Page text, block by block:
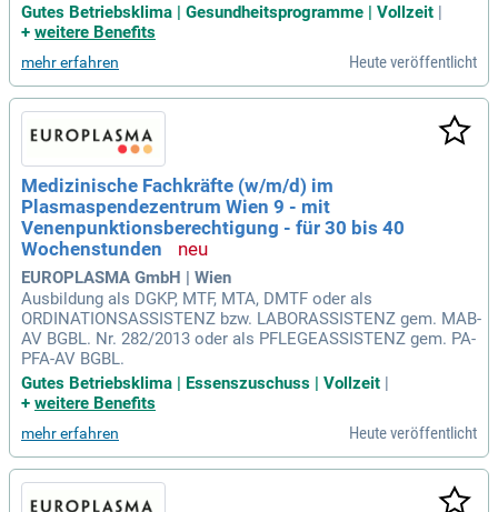
Gutes Betriebsklima | Gesundheitsprogramme | Vollzeit |
+ weitere Benefits
mehr erfahren Heute veröffentlicht
Medizinische Fachkräfte (w/m/d) im
Plasmaspendezentrum Wien 9 - mit
Venenpunktionsberechtigung - für 30 bis 40
Wochenstunden
EUROPLASMA GmbH | Wien
Ausbildung als DGKP, MTF, MTA, DMTF oder als
ORDINATIONSASSISTENZ bzw. LABORASSISTENZ gem. MAB-
AV BGBL. Nr. 282/2013 oder als PFLEGEASSISTENZ gem. PA-
PFA-AV BGBL.
Gutes Betriebsklima | Essenszuschuss | Vollzeit |
+ weitere Benefits
mehr erfahren Heute veröffentlicht